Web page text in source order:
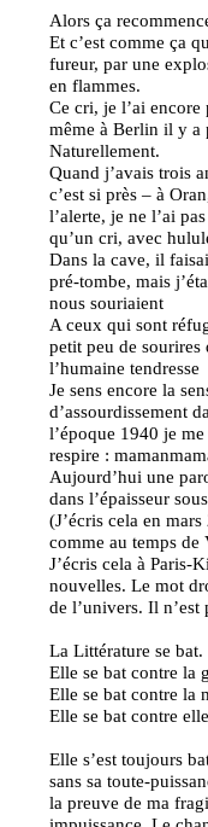
Alors ça
Et c’est comme ça
fureur, par une
en flammes.
Ce cri, je l’ai encore
même à Berlin il y a
Naturellement.
Quand j’avais trois
c’est si près – à
l’alerte, je ne l’ai
qu’un cri, avec
Dans la cave, il
pré-tombe, mais
nous souriaient
A ceux qui sont
petit peu de sourires
l’humaine tendresse
Je sens encore la
d’assourdissement
l’époque 1940 je
respire :
Aujourd’hui une
dans l’épaisseur
(J’écris cela en
comme au temps de
J’écris cela à Paris-
nouvelles. Le mot
de l’univers. Il n’est
La Littérature se bat.
Elle se bat contre la
Elle se bat contre la
Elle se bat contre
Elle s’est toujours
sans sa toute-
la preuve de ma